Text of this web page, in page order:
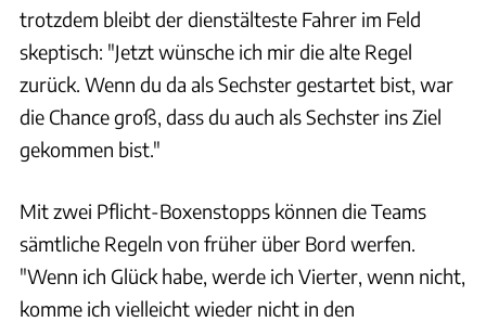
trotzdem bleibt der dienstälteste Fahrer im Feld
skeptisch: "Jetzt wünsche ich mir die alte Regel
zurück. Wenn du da als Sechster gestartet bist, war
die Chance groß, dass du auch als Sechster ins Ziel
gekommen bist."
Mit zwei Pflicht-Boxenstopps können die Teams
sämtliche Regeln von früher über Bord werfen.
"Wenn ich Glück habe, werde ich Vierter, wenn nicht,
komme ich vielleicht wieder nicht in den